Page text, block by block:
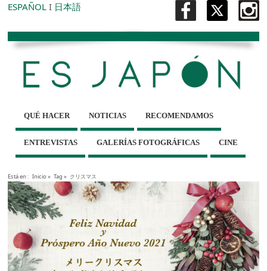
ESPAÑOL I 日本語
QUÉ HACER NOTICIAS RECOMENDAMOS
ENTREVISTAS GALERÍAS FOTOGRÁFICAS CINE
Está en : Inicio» Tag » クリスマス